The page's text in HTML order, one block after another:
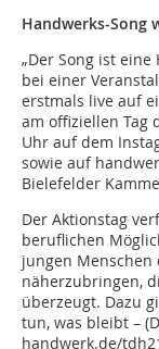
Handwerks-Song
„Der Song ist
bei einer
erstmals live auf
am offiziellen Tag
Uhr auf dem
sowie auf
Bielefelder
Der Aktionstag
beruflichen
jungen
näherzubringen,
überzeugt. Dazu
tun, was bleibt –
handwerk.de/